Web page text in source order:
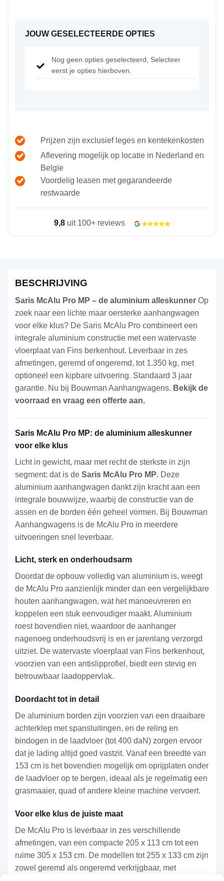
JOUW GESELECTEERDE OPTIES
Nog geen opties geselecteerd, Selecteer
eerst je opties hierboven.
Prijzen zijn exclusief leges en kentekenkosten
Aflevering mogelijk op locatie in Nederland en
Belgïe
Voordelig leasen met gegarandeerde
restwaarde
9,8 uit 100+ reviews
BESCHRIJVING
Saris McAlu Pro MP – de aluminium alleskunner Op
zoek naar een lichte maar oersterke aanhangwagen
voor elke klus? De Saris McAlu Pro combineert een
integrale aluminium constructie met een watervaste
vloerplaat van Fins berkenhout. Leverbaar in zes
afmetingen, geremd of ongeremd, tot 1.350 kg, met
optioneel een kipbare uitvoering. Standaard 3 jaar
garantie. Nu bij Bouwman Aanhangwagens. Bekijk de
voorraad en vraag een offerte aan.
Saris McAlu Pro MP: de aluminium alleskunner
voor elke klus
Licht in gewicht, maar met recht de sterkste in zijn
segment: dat is de Saris McAlu Pro MP. Deze
aluminium aanhangwagen dankt zijn kracht aan een
integrale bouwwijze, waarbij de constructie van de
assen en de borden één geheel vormen. Bij Bouwman
Aanhangwagens is de McAlu Pro in meerdere
uitvoeringen snel leverbaar.
Licht, sterk en onderhoudsarm
Doordat de opbouw volledig van aluminium is, weegt
de McAlu Pro aanzienlijk minder dan een vergelijkbare
houten aanhangwagen, wat het manoeuvreren en
koppelen een stuk eenvoudiger maakt. Aluminium
roest bovendien niet, waardoor de aanhanger
nagenoeg onderhoudsvrij is en er jarenlang verzorgd
uitziet. De watervaste vloerplaat van Fins berkenhout,
voorzien van een antislipprofiel, biedt een stevig en
betrouwbaar laadoppervlak.
Doordacht tot in detail
De aluminium borden zijn voorzien van een draaibare
achterklep met spansluitingen, en de reling en
bindogen in de laadvloer (tot 400 daN) zorgen ervoor
dat je lading altijd goed vastzit. Vanaf een breedte van
153 cm is het bovendien mogelijk om oprijplaten onder
de laadvloer op te bergen, ideaal als je regelmatig een
grasmaaier, quad of andere kleine machine vervoert.
Voor elke klus de juiste maat
De McAlu Pro is leverbaar in zes verschillende
afmetingen, van een compacte 205 x 113 cm tot een
ruime 305 x 153 cm. De modellen tot 255 x 133 cm zijn
zowel geremd als ongeremd verkrijgbaar, met